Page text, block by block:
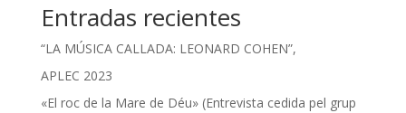
Entradas recientes
“LA MÚSICA CALLADA: LEONARD COHEN”,
APLEC 2023
«El roc de la Mare de Déu» (Entrevista cedida pel grup